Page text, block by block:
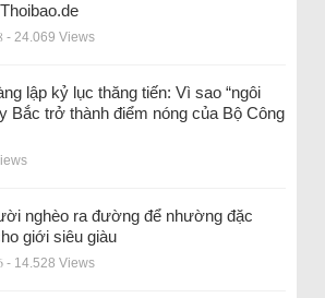
- 24.069 Views
lập kỷ lục thăng tiến: Vì sao “ngôi
Bắc trở thành điểm nóng của Bộ Công
nghèo ra đường để nhường đặc
giới siêu giàu
- 14.528 Views